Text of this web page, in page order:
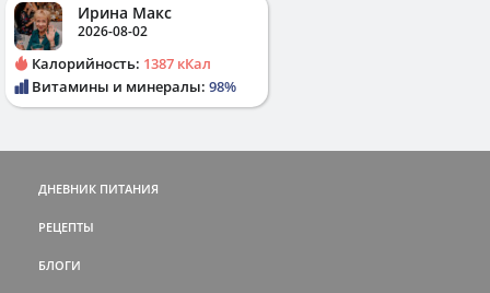
Ирина Макс
2026-08-02
Калорийность: 1387 кКал
Витамины и минералы: 98%
ДНЕВНИК ПИТАНИЯ
РЕЦЕПТЫ
БЛОГИ